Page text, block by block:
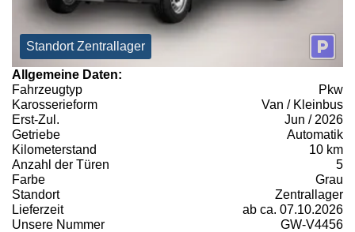
Standort Zentrallager
Allgemeine Daten:
Fahrzeugtyp
Pkw
Karosserieform
Van / Kleinbus
Erst-Zul.
Jun / 2026
Getriebe
Automatik
Kilometerstand
10 km
Anzahl der Türen
5
Farbe
Grau
Standort
Zentrallager
Lieferzeit
ab ca. 07.10.2026
Unsere Nummer
GW-V4456